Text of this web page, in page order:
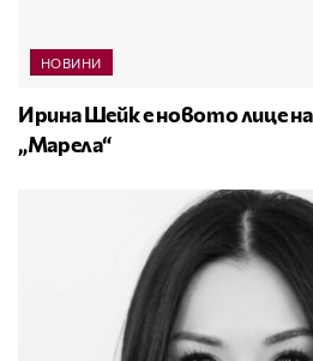
НОВИНИ
Ирина Шейк е новото лице
„Марела“